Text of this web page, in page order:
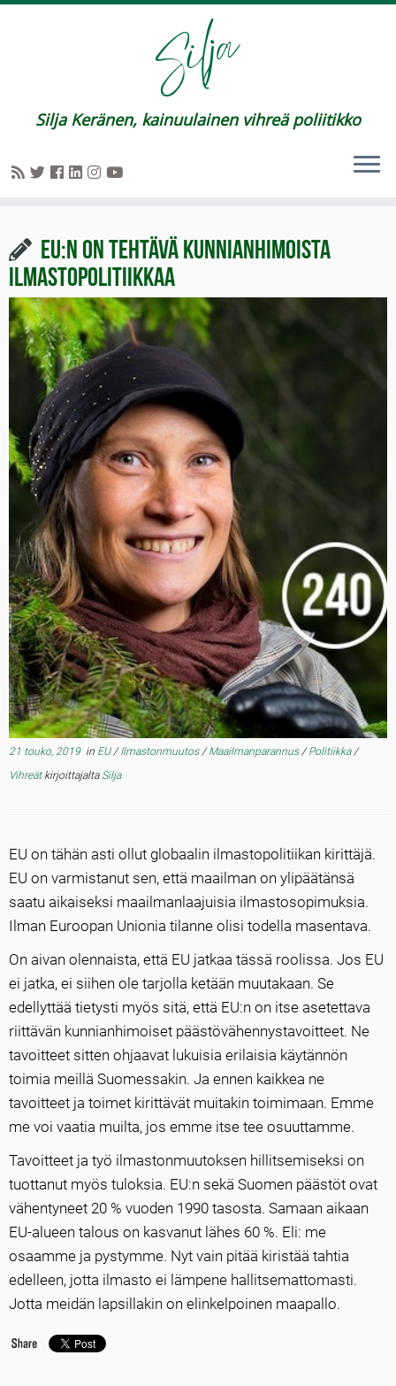
Silja Keränen, kainuulainen vihreä poliitikko
EU:n on tehtävä kunnianhimoista
ilmastopolitiikkaa
21 touko, 2019in EU/Ilmastonmuutos/Maailmanparannus/Politiikka/
Vihreät kirjoittajalta Silja
EU on tähän asti ollut globaalin ilmastopolitiikan kirittäjä.
EU on varmistanut sen, että maailman on ylipäätänsä
saatu aikaiseksi maailmanlaajuisia ilmastosopimuksia.
Ilman Euroopan Unionia tilanne olisi todella masentava.
On aivan olennaista, että EU jatkaa tässä roolissa. Jos EU
ei jatka, ei siihen ole tarjolla ketään muutakaan. Se
edellyttää tietysti myös sitä, että EU:n on itse asetettava
riittävän kunnianhimoiset päästövähennystavoitteet. Ne
tavoitteet sitten ohjaavat lukuisia erilaisia käytännön
toimia meillä Suomessakin. Ja ennen kaikkea ne
tavoitteet ja toimet kirittävät muitakin toimimaan. Emme
me voi vaatia muilta, jos emme itse tee osuuttamme.
Tavoitteet ja työ ilmastonmuutoksen hillitsemiseksi on
tuottanut myös tuloksia. EU:n sekä Suomen päästöt ovat
vähentyneet 20 % vuoden 1990 tasosta. Samaan aikaan
EU-alueen talous on kasvanut lähes 60 %. Eli: me
osaamme ja pystymme. Nyt vain pitää kiristää tahtia
edelleen, jotta ilmasto ei lämpene hallitsemattomasti.
Jotta meidän lapsillakin on elinkelpoinen maapallo.